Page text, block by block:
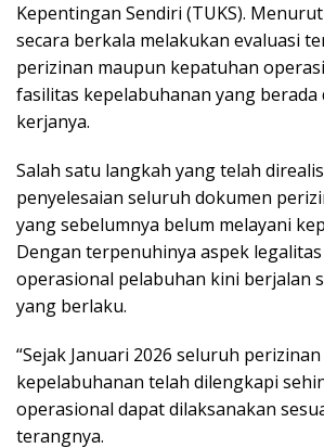
Kepentingan Sendiri (TUKS).
secara berkala melakukan evaluasi
perizinan maupun kepatuhan
fasilitas kepelabuhanan yang berada
kerjanya.
Salah satu langkah yang telah
penyelesaian seluruh dokumen
yang sebelumnya belum melayani
Dengan terpenuhinya aspek
operasional pelabuhan kini berjalan
yang berlaku.
“Sejak Januari 2026 seluruh
kepelabuhanan telah dilengkapi
operasional dapat dilaksanakan
terangnya.